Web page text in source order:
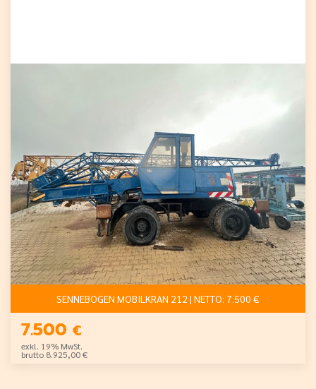
SENNEBOGEN MOBILKRAN 212 | NETTO: 7.500 €
7.500 €
exkl. 19% MwSt.
brutto 8.925,00 €